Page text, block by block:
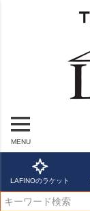
MENU
LAFINOのラケット